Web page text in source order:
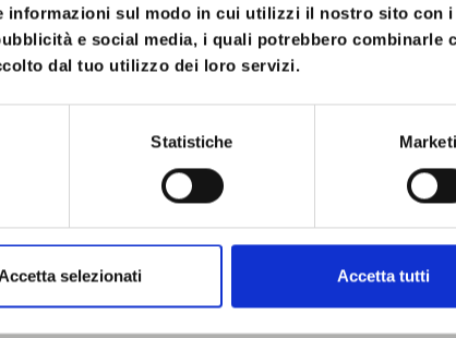
sul modo in cui utilizzi il nostro sito con
e social media, i quali potrebbero combinarle
dal tuo utilizzo dei loro servizi.
Statistiche
selezionati Accetta tutti
strategie per l’apertura di nuovi spazi nel